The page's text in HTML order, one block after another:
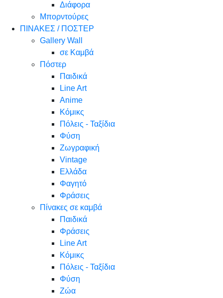
Διάφορα
Μπορντούρες
ΠΙΝΑΚΕΣ / ΠΟΣΤΕΡ
Gallery Wall
σε Καμβά
Πόστερ
Παιδικά
Line Art
Anime
Κόμικς
Πόλεις - Ταξίδια
Φύση
Ζωγραφική
Vintage
Ελλάδα
Φαγητό
Φράσεις
Πίνακες σε καμβά
Παιδικά
Φράσεις
Line Art
Κόμικς
Πόλεις - Ταξίδια
Φύση
Ζώα